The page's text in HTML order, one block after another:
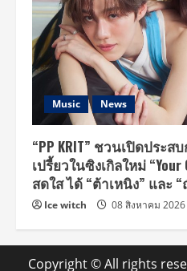
Music News
“PP KRIT” ชวนเปิดประ
เปรี้ยวในซิงเกิลใหม่ “Your
สดใส ได้ “ต้าเหนิง” และ
Ice witch 08 สิงหาคม 2026
Copyright © All rights